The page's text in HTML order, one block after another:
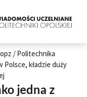
/ Politechnika
Polsce, kładzie duży
jedna z